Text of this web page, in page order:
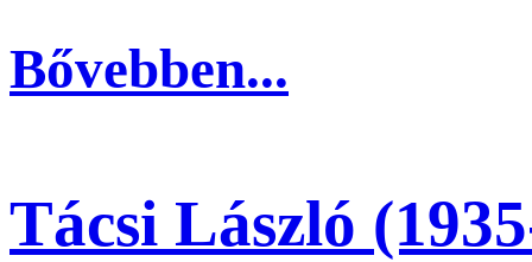
Bővebben...
Tácsi László